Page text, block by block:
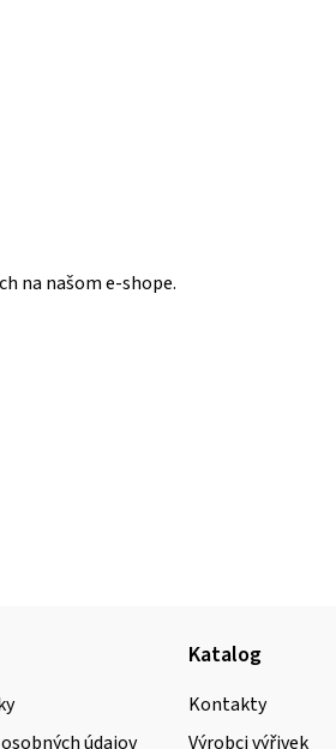
na našom e-shope.
údajov
Katalog
Kontakty
Výrobci výřivek